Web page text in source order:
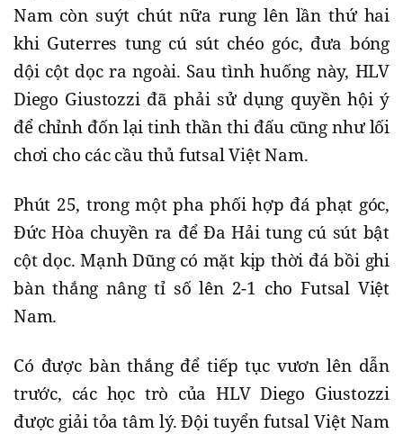
Nam còn suýt chút nữa rung lên lần thứ hai
khi Guterres tung cú sút chéo góc, đưa bóng
dội cột dọc ra ngoài. Sau tình huống này, HLV
Diego Giustozzi đã phải sử dụng quyền hội ý
để chỉnh đốn lại tinh thần thi đấu cũng như lối
chơi cho các cầu thủ futsal Việt Nam.
Phút 25, trong một pha phối hợp đá phạt góc,
Đức Hòa chuyền ra để Đa Hải tung cú sút bật
cột dọc. Mạnh Dũng có mặt kịp thời đá bồi ghi
bàn thắng nâng tỉ số lên 2-1 cho Futsal Việt
Nam.
Có được bàn thắng để tiếp tục vươn lên dẫn
trước, các học trò của HLV Diego Giustozzi
được giải tỏa tâm lý. Đội tuyển futsal Việt Nam